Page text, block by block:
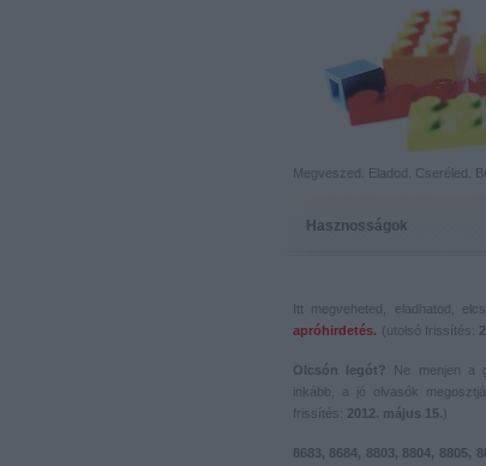
Megveszed. Eladod. Cseréled.
Hasznosságok
Itt megveheted, eladhatod,
apróhirdetés. (utolsó frissítés:
Olcsón legót? Ne menjen a
inkább, a jó olvasók
frissítés: 2012. május 15.)
8683, 8684, 8803, 8804, 8805,